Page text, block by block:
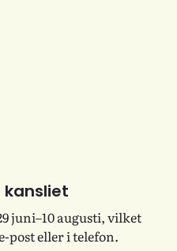
kansliet
juni–10 augusti, vilket
post eller i telefon.